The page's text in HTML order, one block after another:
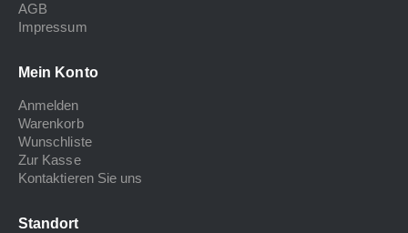
AGB
Impressum
Mein Konto
Anmelden
Warenkorb
Wunschliste
Zur Kasse
Kontaktieren Sie uns
Standort